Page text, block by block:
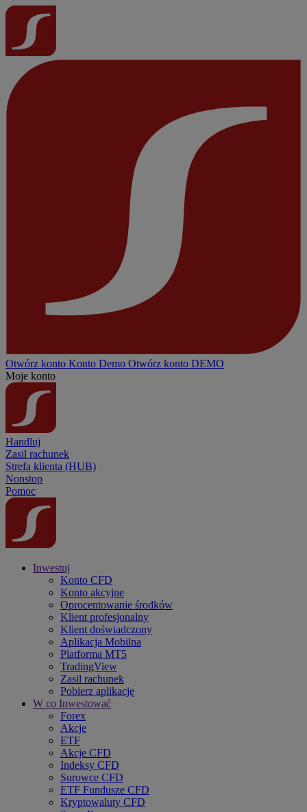
Otwórz konto Konto Demo Otwórz konto DEMO
Moje konto
Handluj
Zasil rachunek
Strefa klienta (HUB)
Nonstop
Pomoc
Inwestuj
Konto CFD
Konto akcyjne
Oprocentowanie środków
Klient profesjonalny
Klient doświadczony
Aplikacja Mobilna
Platforma MT5
TradingView
Zasil rachunek
Pobierz aplikację
W co Inwestować
Forex
Akcje
ETF
Akcje CFD
Indeksy CFD
Surowce CFD
ETF Fundusze CFD
Kryptowaluty CFD